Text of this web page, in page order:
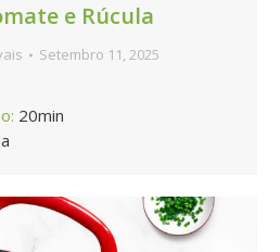
e Rúcula
Setembro 11, 2025
20min